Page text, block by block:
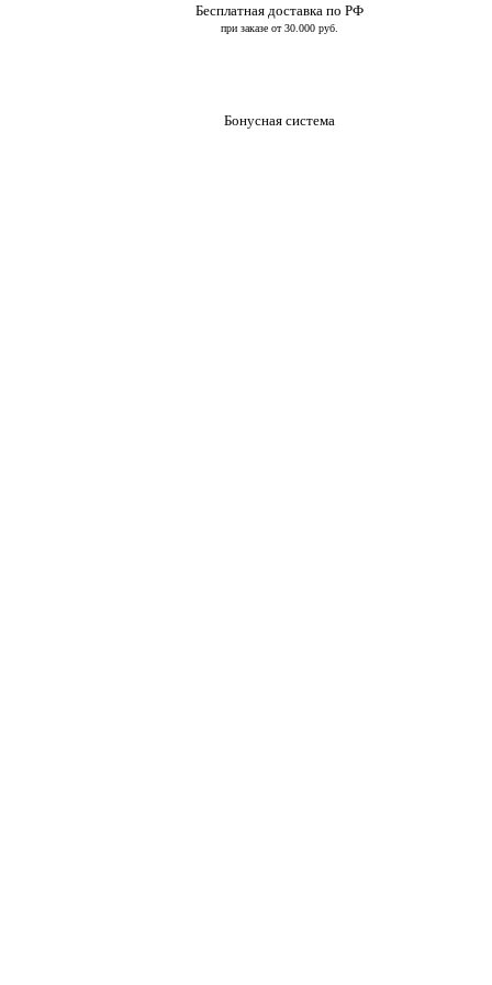
Бесплатная доставка по РФ
при заказе от 30.000 руб.
Бонусная система